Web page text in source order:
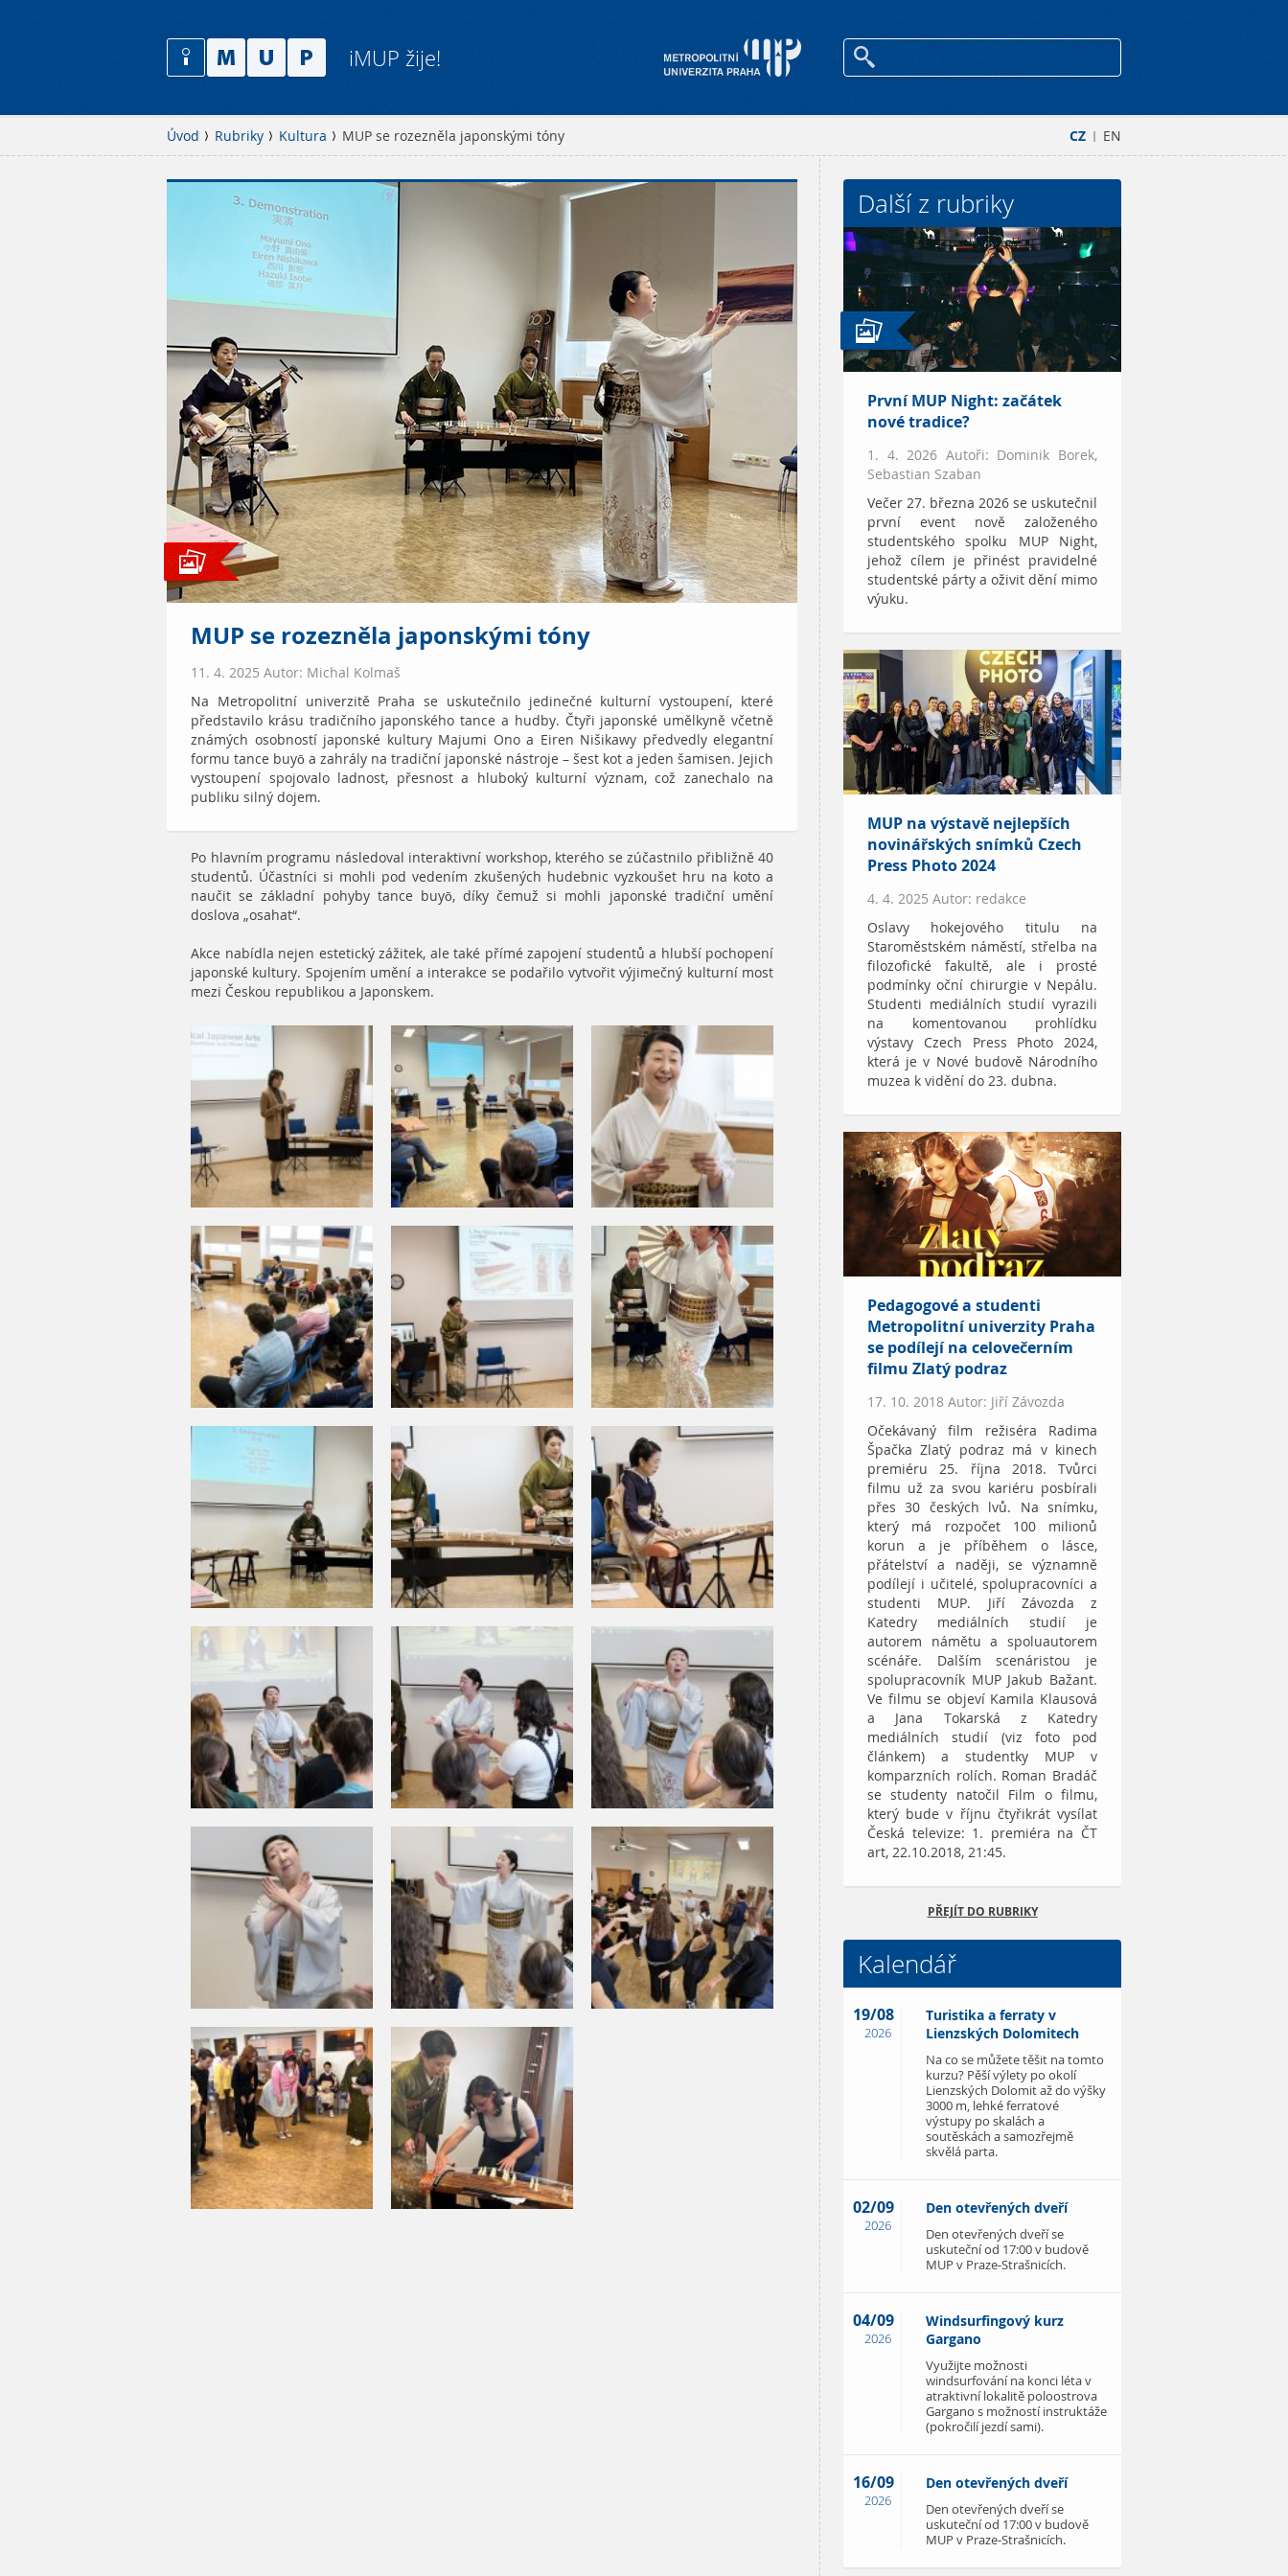
iMUP žije!
CZ | EN
Úvod Rubriky Kultura MUP se rozezněla japonskými tóny
MUP se rozezněla japonskými tóny
11. 4. 2025 Autor: Michal Kolmaš
Na Metropolitní univerzitě Praha se uskutečnilo jedinečné kulturní vystoupení, které
představilo krásu tradičního japonského tance a hudby. Čtyři japonské umělkyně včetně
známých osobností japonské kultury Majumi Ono a Eiren Nišikawy předvedly elegantní
formu tance buyō a zahrály na tradiční japonské nástroje – šest kot a jeden šamisen. Jejich
vystoupení spojovalo ladnost, přesnost a hluboký kulturní význam, což zanechalo na
publiku silný dojem.
Po hlavním programu následoval interaktivní workshop, kterého se zúčastnilo přibližně 40
studentů. Účastníci si mohli pod vedením zkušených hudebnic vyzkoušet hru na koto a
naučit se základní pohyby tance buyō, díky čemuž si mohli japonské tradiční umění
doslova „osahat“.
Akce nabídla nejen estetický zážitek, ale také přímé zapojení studentů a hlubší pochopení
japonské kultury. Spojením umění a interakce se podařilo vytvořit výjimečný kulturní most
mezi Českou republikou a Japonskem.
Další z rubriky
První MUP Night: začátek
nové tradice?
1. 4. 2026 Autoři: Dominik Borek,
Sebastian Szaban
Večer 27. března 2026 se uskutečnil
první event nově založeného
studentského spolku MUP Night,
jehož cílem je přinést pravidelné
studentské párty a oživit dění mimo
výuku.
MUP na výstavě nejlepších
novinářských snímků Czech
Press Photo 2024
4. 4. 2025 Autor: redakce
Oslavy hokejového titulu na
Staroměstském náměstí, střelba na
filozofické fakultě, ale i prosté
podmínky oční chirurgie v Nepálu.
Studenti mediálních studií vyrazili
na komentovanou prohlídku
výstavy Czech Press Photo 2024,
která je v Nové budově Národního
muzea k vidění do 23. dubna.
Pedagogové a studenti
Metropolitní univerzity Praha
se podílejí na celovečerním
filmu Zlatý podraz
17. 10. 2018 Autor: Jiří Závozda
Očekávaný film režiséra Radima
Špačka Zlatý podraz má v kinech
premiéru 25. října 2018. Tvůrci
filmu už za svou kariéru posbírali
přes 30 českých lvů. Na snímku,
který má rozpočet 100 milionů
korun a je příběhem o lásce,
přátelství a naději, se významně
podílejí i učitelé, spolupracovníci a
studenti MUP. Jiří Závozda z
Katedry mediálních studií je
autorem námětu a spoluautorem
scénáře. Dalším scenáristou je
spolupracovník MUP Jakub Bažant.
Ve filmu se objeví Kamila Klausová
a Jana Tokarská z Katedry
mediálních studií (viz foto pod
článkem) a studentky MUP v
komparzních rolích. Roman Bradáč
se studenty natočil Film o filmu,
který bude v říjnu čtyřikrát vysílat
Česká televize: 1. premiéra na ČT
art, 22.10.2018, 21:45.
PŘEJÍT DO RUBRIKY
Kalendář
19/08
2026
Turistika a ferraty v
Lienzských Dolomitech
Na co se můžete těšit na tomto
kurzu? Pěší výlety po okolí
Lienzských Dolomit až do výšky
3000 m, lehké ferratové
výstupy po skalách a
soutěskách a samozřejmě
skvělá parta.
02/09
2026
Den otevřených dveří
Den otevřených dveří se
uskuteční od 17:00 v budově
MUP v Praze-Strašnicích.
04/09
2026
Windsurfingový kurz
Gargano
Využijte možnosti
windsurfování na konci léta v
atraktivní lokalitě poloostrova
Gargano s možností instruktáže
(pokročilí jezdí sami).
16/09
2026
Den otevřených dveří
Den otevřených dveří se
uskuteční od 17:00 v budově
MUP v Praze-Strašnicích.